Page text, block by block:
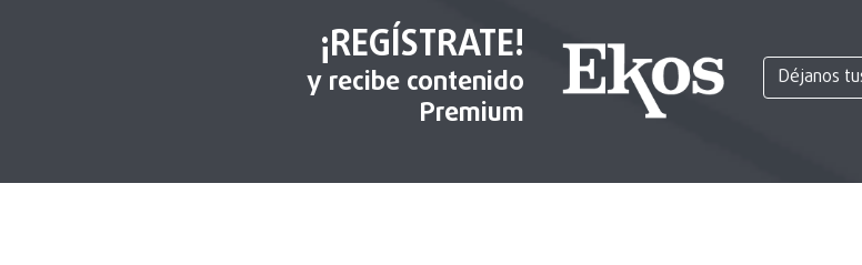
¡REGÍSTRATE!
y recibe contenido
Premium
Déjanos